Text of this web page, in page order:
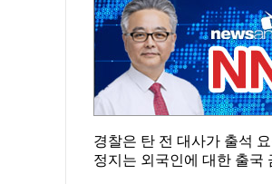
경찰은 탄 전 대사가 출석
정지는 외국인에 대한 출국